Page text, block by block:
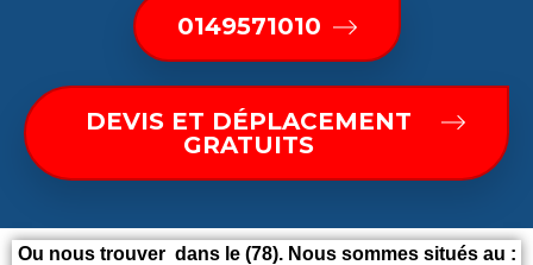
0149571010
DEVIS ET DÉPLACEMENT
GRATUITS
Ou nous trouver dans le (78). Nous sommes situés au :